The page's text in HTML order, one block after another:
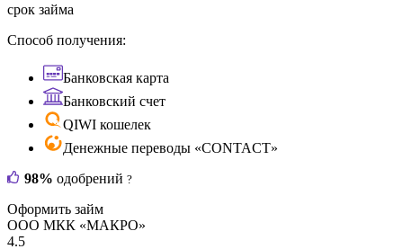
срок займа
Способ получения:
Банковская карта
Банковский счет
QIWI кошелек
Денежные переводы «CONTACT»
98% одобрений ?
Оформить займ
ООО МКК «МАКРО»
4.5